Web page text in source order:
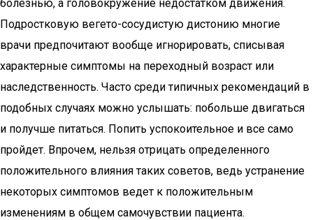
болезнью, а головокружение недостатком движения.
Подростковую вегето-сосудистую дистонию многие
врачи предпочитают вообще игнорировать, списывая
характерные симптомы на переходный возраст или
наследственность. Часто среди типичных рекомендаций в
подобных случаях можно услышать: побольше двигаться
и получше питаться. Попить успокоительное и все само
пройдет. Впрочем, нельзя отрицать определенного
положительного влияния таких советов, ведь устранение
некоторых симптомов ведет к положительным
изменениям в общем самочувствии пациента.